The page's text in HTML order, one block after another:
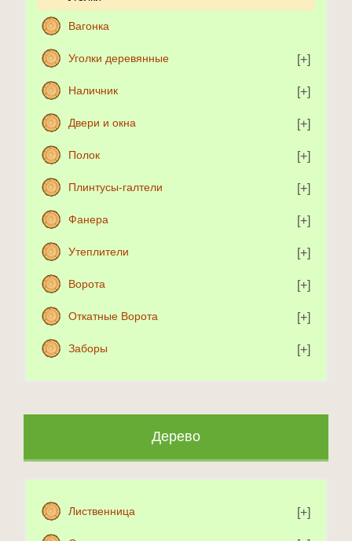
Вагонка
Уголки деревянные
Наличник
Двери и окна
Полок
Плинтусы-галтели
Фанера
Утеплители
Ворота
Откатные Ворота
Заборы
Дерево
Лиственница